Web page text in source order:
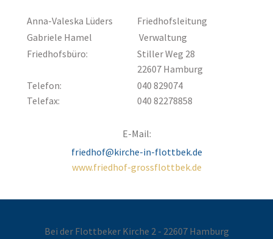
Anna-Valeska Lüders
Friedhofsleitung
Gabriele Hamel
Verwaltung
Friedhofsbüro:
Stiller Weg 28
22607 Hamburg
Telefon:
Telefax:
040 829074
040 82278858
E-Mail:
friedhof@kirche-in-flottbek.de
www.friedhof-grossflottbek.de
Bei der Flottbeker Kirche 2 - 22607 Hamburg